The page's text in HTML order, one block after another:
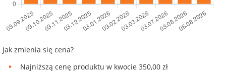
Jak zmienia się cena?
Najniższą cenę produktu w kwocie 350,00 zł